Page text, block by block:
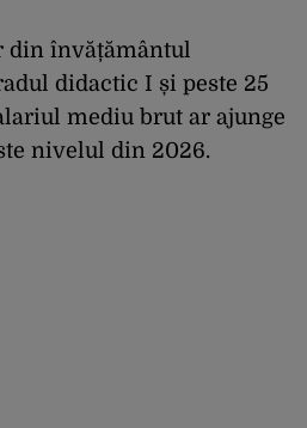
din învățământul
didactic I și peste 25
mediu brut ar ajunge
nivelul din 2026.